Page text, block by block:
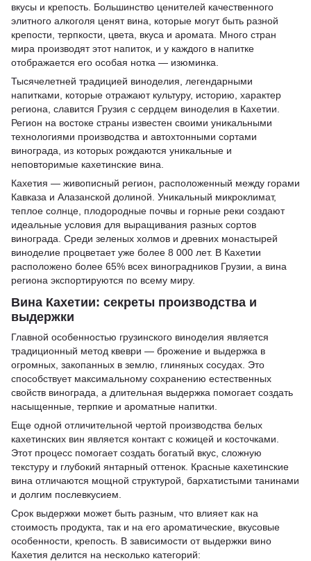
вкусы и крепость. Большинство ценителей качественного
элитного алкоголя ценят вина, которые могут быть разной
крепости, терпкости, цвета, вкуса и аромата. Много стран
мира производят этот напиток, и у каждого в напитке
отображается его особая нотка — изюминка.
Тысячелетней традицией виноделия, легендарными
напитками, которые отражают культуру, историю, характер
региона, славится Грузия с сердцем виноделия в Кахетии.
Регион на востоке страны известен своими уникальными
технологиями производства и автохтонными сортами
винограда, из которых рождаются уникальные и
неповторимые кахетинские вина.
Кахетия — живописный регион, расположенный между горами
Кавказа и Алазанской долиной. Уникальный микроклимат,
теплое солнце, плодородные почвы и горные реки создают
идеальные условия для выращивания разных сортов
винограда. Среди зеленых холмов и древних монастырей
виноделие процветает уже более 8 000 лет. В Кахетии
расположено более 65% всех виноградников Грузии, а вина
региона экспортируются по всему миру.
Вина Кахетии: секреты производства и
выдержки
Главной особенностью грузинского виноделия является
традиционный метод квеври — брожение и выдержка в
огромных, закопанных в землю, глиняных сосудах. Это
способствует максимальному сохранению естественных
свойств винограда, а длительная выдержка помогает создать
насыщенные, терпкие и ароматные напитки.
Еще одной отличительной чертой производства белых
кахетинских вин является контакт с кожицей и косточками.
Этот процесс помогает создать богатый вкус, сложную
текстуру и глубокий янтарный оттенок. Красные кахетинские
вина отличаются мощной структурой, бархатистыми танинами
и долгим послевкусием.
Срок выдержки может быть разным, что влияет как на
стоимость продукта, так и на его ароматические, вкусовые
особенности, крепость. В зависимости от выдержки вино
Кахетия делится на несколько категорий: